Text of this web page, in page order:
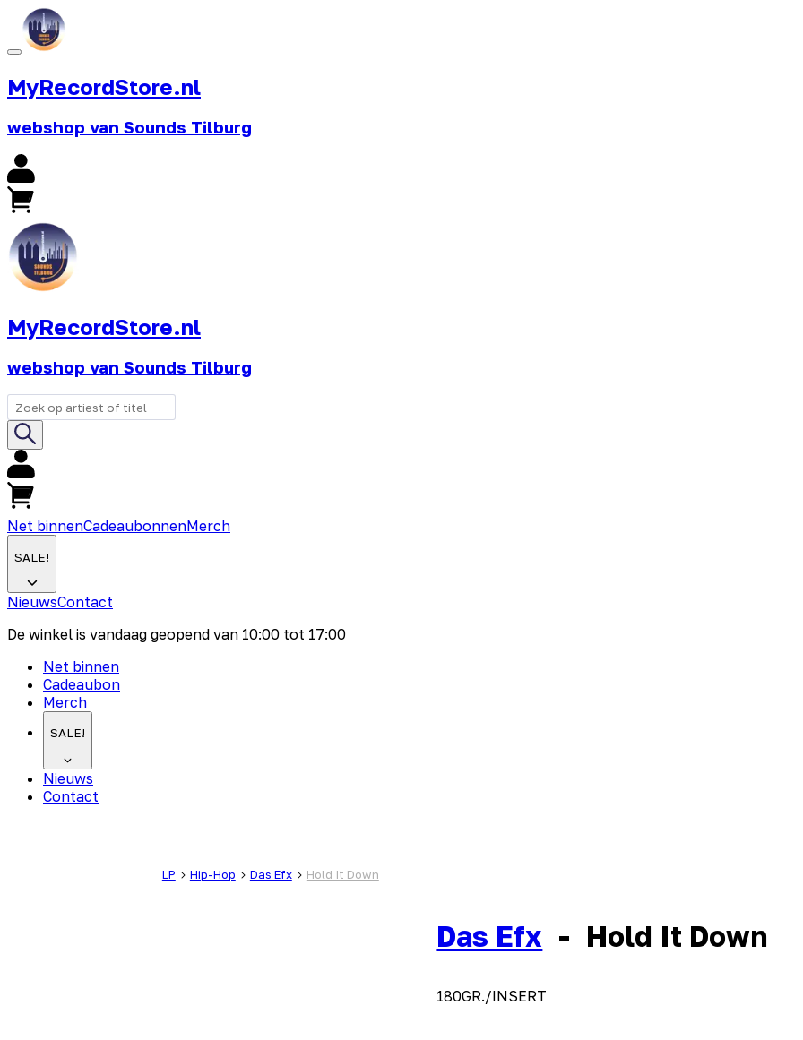
MyRecordStore.nl
webshop van Sounds Tilburg
MyRecordStore.nl
webshop van Sounds Tilburg
Net binnenCadeaubonnenMerch
SALE!
NieuwsContact
De winkel is vandaag geopend van 10:00 tot 17:00
Net binnen
Cadeaubon
Merch
SALE!
Nieuws
Contact
LP Hip-Hop Das Efx Hold It Down
Das Efx - Hold It Down
180GR./INSERT